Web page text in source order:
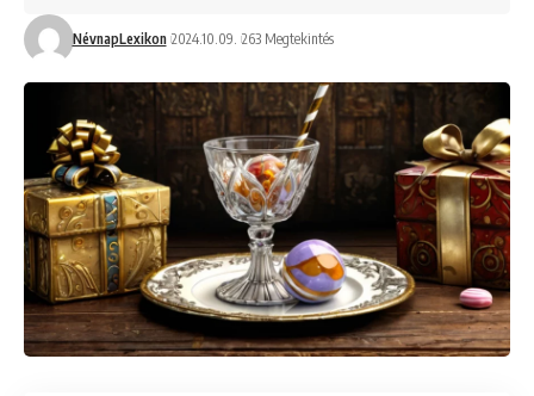
NévnapLexikon 2024.10.09. 263 Megtekintés